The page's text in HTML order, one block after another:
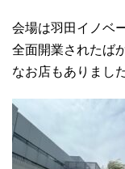
会場は羽田イノベ
全面開業されたば
なお店もありました